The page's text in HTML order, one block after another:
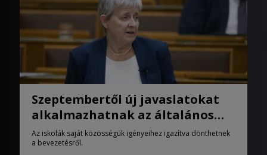
Szeptembertől új javaslatokat
alkalmazhatnak az általános
iskolák
Az iskolák saját közösségük igényeihez igazítva dönthetnek
a bevezetésről.